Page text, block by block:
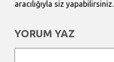
aracılığıyla siz yapabilirsiniz.
YORUM YAZ